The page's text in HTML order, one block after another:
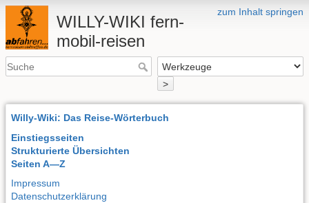
zum Inhalt springen
WILLY-WIKI fern-
mobil-reisen
>
Willy-Wiki: Das Reise-Wörterbuch
Einstiegsseiten
Strukturierte Übersichten
Seiten A—Z
Impressum
Datenschutzerklärung